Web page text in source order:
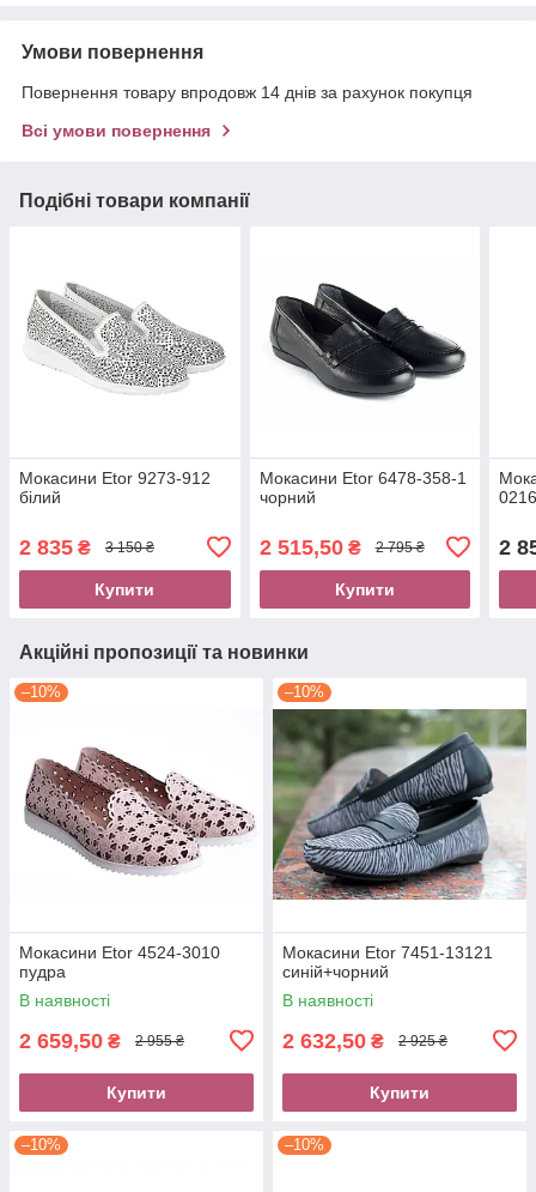
Умови повернення
Повернення товару впродовж 14 днів за рахунок покупця
Всі умови повернення
Подібні товари компанії
Мокасини Etor 9273-912
білий
2 835 ₴ 3 150 ₴
Купити
Мокасини Etor 6478-358-1
чорний
2 515,50₴ 2 795 ₴
Купити
2
Акційні пропозиції та новинки
–10%
Мокасини Etor 4524-3010
пудра
В наявності
2 659,50 ₴ 2 955 ₴
Купити
–10%
Мокасини Etor 7451-13121
синій+чорний
В наявності
2 632,50 ₴ 2 925 ₴
Купити
–10% –10%